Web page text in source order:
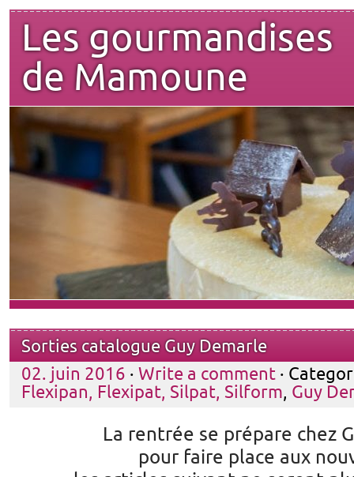
Les gourmandises
de Mamoune
Sorties catalogue Guy Demarle
02. juin 2016 · Write a comment ·
Flexipan, Flexipat, Silpat, Silform, Guy
La rentrée se prépare chez
pour faire place aux